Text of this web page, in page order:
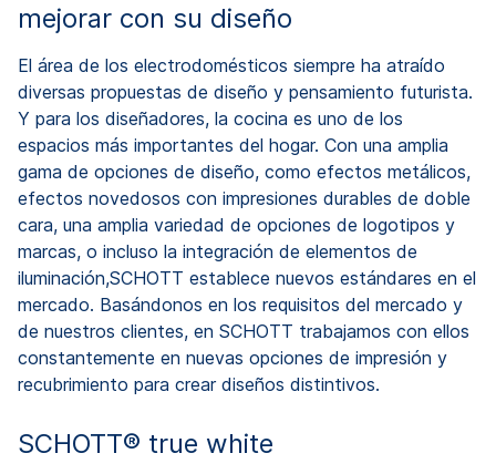
mejorar con su diseño
El área de los electrodomésticos siempre ha atraído
diversas propuestas de diseño y pensamiento futurista.
Y para los diseñadores, la cocina es uno de los
espacios más importantes del hogar. Con una amplia
gama de opciones de diseño, como efectos metálicos,
efectos novedosos con impresiones durables de doble
cara, una amplia variedad de opciones de logotipos y
marcas, o incluso la integración de elementos de
iluminación,SCHOTT establece nuevos estándares en el
mercado. Basándonos en los requisitos del mercado y
de nuestros clientes, en SCHOTT trabajamos con ellos
constantemente en nuevas opciones de impresión y
recubrimiento para crear diseños distintivos.
SCHOTT® true white